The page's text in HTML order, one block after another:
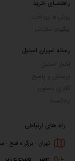
راهنمـای خرید
رسانه امیران استیل
راه های ارتباطی
تهران - بزرگراه فتح -